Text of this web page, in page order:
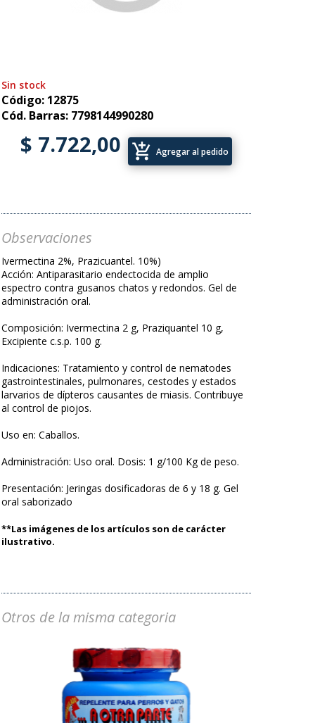
Sin stock
Código: 12875
Cód. Barras: 7798144990280
$ 7.722,00 add_shopping_cart Agregar al pedido
Observaciones
Ivermectina 2%, Prazicuantel. 10%)
Acción: Antiparasitario endectocida de amplio
espectro contra gusanos chatos y redondos. Gel de
administración oral.
Composición: Ivermectina 2 g, Praziquantel 10 g,
Excipiente c.s.p. 100 g.
Indicaciones: Tratamiento y control de nematodes
gastrointestinales, pulmonares, cestodes y estados
larvarios de dípteros causantes de miasis. Contribuye
al control de piojos.
Uso en: Caballos.
Administración: Uso oral. Dosis: 1 g/100 Kg de peso.
Presentación: Jeringas dosificadoras de 6 y 18 g. Gel
oral saborizado
**Las imágenes de los artículos son de carácter
ilustrativo.
Otros de la misma categoria